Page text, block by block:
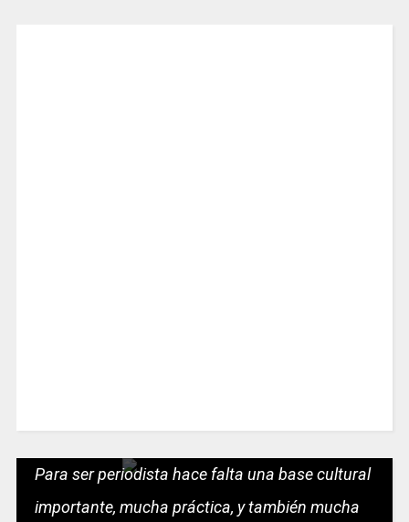
Para ser periodista hace falta una base cultural
importante, mucha práctica, y también mucha